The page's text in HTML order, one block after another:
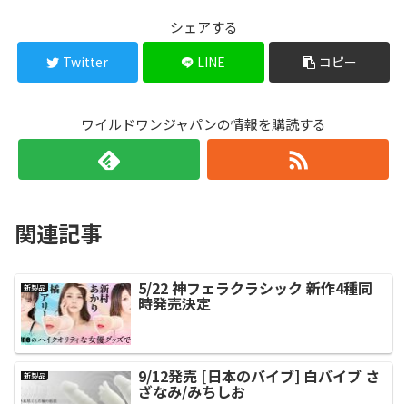
シェアする
Twitter LINE コピー
ワイルドワンジャパンの情報を購読する
関連記事
新製品 5/22 神フェラクラシック 新作4種同
時発売決定
新製品 9/12発売 [日本のバイブ] 白バイブ さ
ざなみ/みちしお